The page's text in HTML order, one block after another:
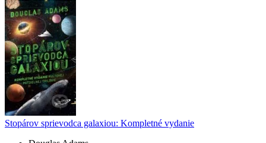
Stopárov sprievodca galaxiou: Kompletné vydanie